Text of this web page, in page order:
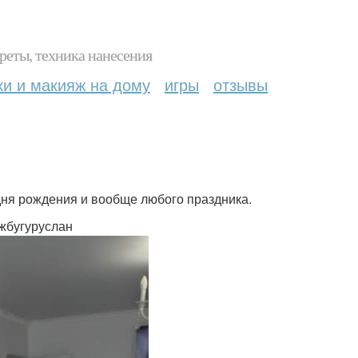
техника нанесения
и макияж на дому игры отзывы
рождения и вообще любого праздника.